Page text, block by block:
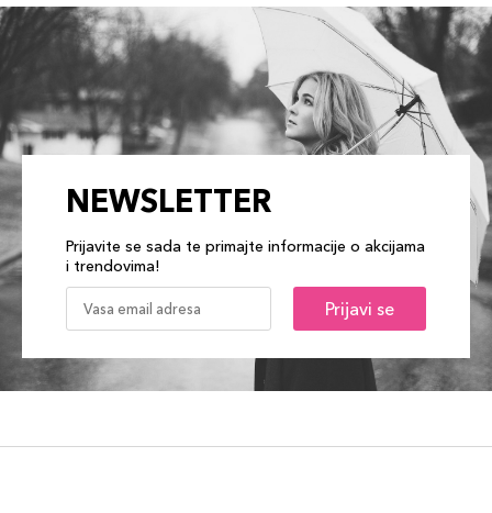
NEWSLETTER
Prijavite se sada te primajte informacije o akcijama
i trendovima!
Prijavi se